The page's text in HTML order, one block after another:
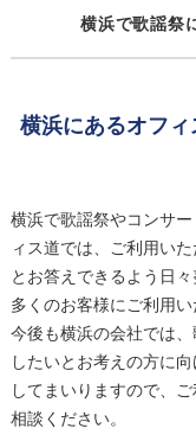
横浜で歌謡祭
横浜にあるオフ
横浜で歌謡祭やコンサ
ィス道では、ご利用い
とお答えできるよう日
多くのお客様にご利用
今後も横浜の会社では
したいとお考えの方に
してまいりますので、
相談ください。